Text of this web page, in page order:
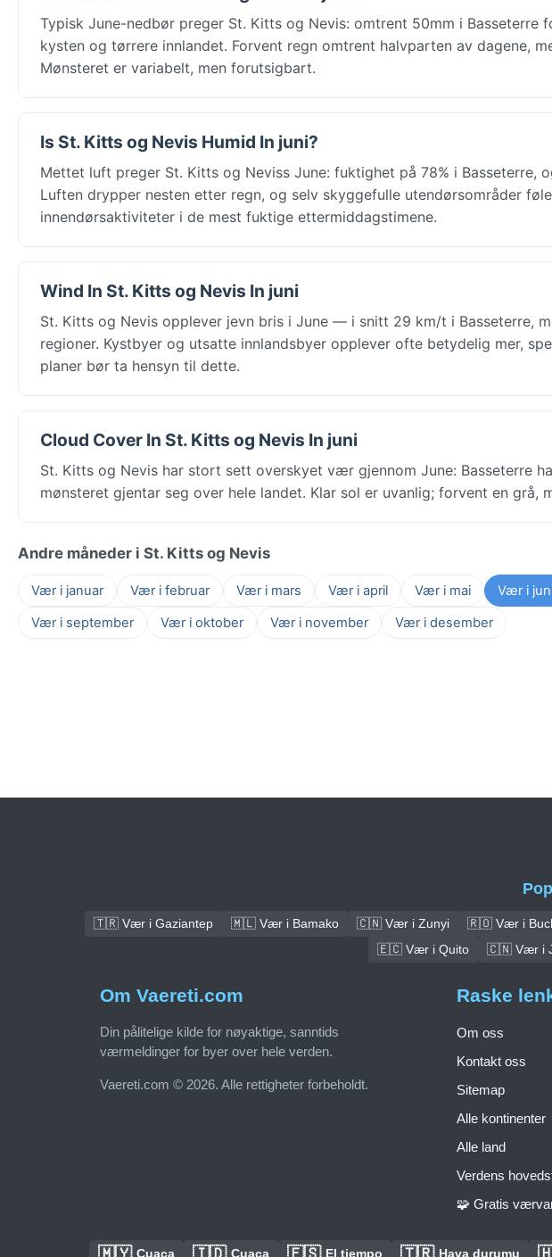
Typisk June-nedbør preger St. Kitts og Nevis: omtrent 50mm i Basseterre
kysten og tørrere innlandet. Forvent regn omtrent halvparten av dagene,
Mønsteret er variabelt, men forutsigbart.
Is St. Kitts og Nevis Humid In juni?
Mettet luft preger St. Kitts og Neviss June: fuktighet på 78% i Basseterre,
Luften drypper nesten etter regn, og selv skyggefulle utendørsområder
innendørsaktiviteter i de mest fuktige ettermiddagstimene.
Wind In St. Kitts og Nevis In juni
St. Kitts og Nevis opplever jevn bris i June — i snitt 29 km/t i Basseterre,
regioner. Kystbyer og utsatte innlandsbyer opplever ofte betydelig mer,
planer bør ta hensyn til dette.
Cloud Cover In St. Kitts og Nevis In juni
St. Kitts og Nevis har stort sett overskyet vær gjennom June: Basseterre
mønsteret gjentar seg over hele landet. Klar sol er uvanlig; forvent en grå,
Andre måneder i St. Kitts og Nevis
Vær i januar Vær i februar Vær i mars Vær i april Vær i mai Vær i
Vær i september
Vær i oktober Vær i november Vær i desember
🇹🇷 Vær i Gaziantep 🇲🇱 Vær i Bamako 🇨🇳 Vær i Zunyi 🇷🇴 Vær i
🇪🇨 Vær i Quito
🇨🇳 Vær i
Om Vaereti.com
Din pålitelige kilde for nøyaktige, sanntids
værmeldinger for byer over hele verden.
Vaereti.com © 2026. Alle rettigheter forbeholdt.
Raske
Om oss
Kontakt oss
Sitemap
Alle kontinenter
Alle land
Verdens
🧩 Gratis
Cuaca Cuaca El tiempo Hava durumu